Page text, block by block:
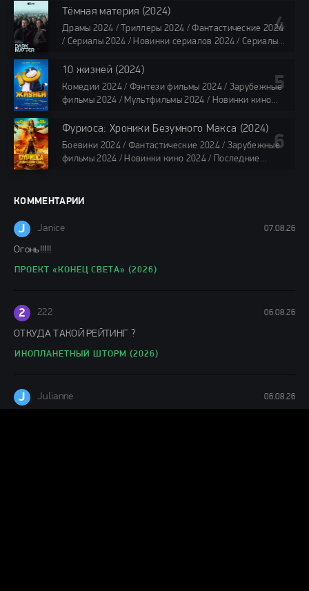
Сериалы в озвучке HDrezka Studio / Смотреть фильмы
онлайн
40 мин
Тёмная материя (2024)
Драмы 2024 / Триллеры 2024 / Фантастические 2024
/ Сериалы 2024 / Новинки сериалов 2024 / Сериалы
Сериалы в озвучке LostFilm / Сериалы в озвучке
HDrezka Studio / Смотреть фильмы онлайн
все серии по 45 мин.
10 жизней (2024)
Комедии 2024 / Фэнтези фильмы 2024 / Зарубежные
фильмы 2024 / Мультфильмы 2024 / Новинки кино
/ Фильмы 2024 / Популярные фильмы / Смотреть
фильмы онлайн
88 мин.
Фуриоса: Хроники Безумного Макса (2024)
Боевики 2024 / Фантастические 2024 / Зарубежные
фильмы 2024 / Новинки кино 2024 / Последние
фильмы онлайн
КОММЕНТАРИИ
J Janice 07.08.26
Огонь!!!!!
ПРОЕКТ «КОНЕЦ СВЕТА» (2026)
2 222 06.08.26
ОТКУДА ТАКОЙ РЕЙТИНГ ?
ИНОПЛАНЕТНЫЙ ШТОРМ (2026)
J Julianne 06.08.26